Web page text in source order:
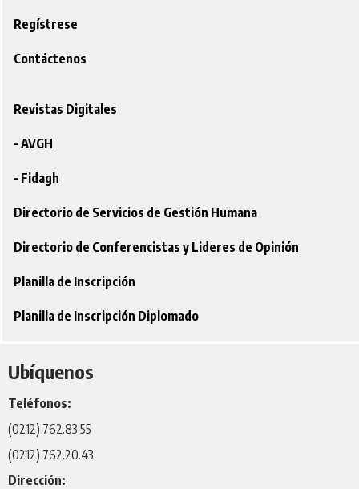
Regístrese
Contáctenos
Revistas Digitales
- AVGH
- Fidagh
Directorio de Servicios de Gestión Humana
Directorio de Conferencistas y Lideres de Opinión
Planilla de Inscripción
Planilla de Inscripción Diplomado
Ubíquenos
Teléfonos:
(0212) 762.83.55
(0212) 762.20.43
Dirección: